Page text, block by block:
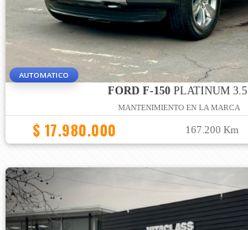
AUTOMATICO
FORD F-150PLATINUM 3.5
MANTENIMIENTO EN LA MARCA
$ 17.980.000 167.200 Km